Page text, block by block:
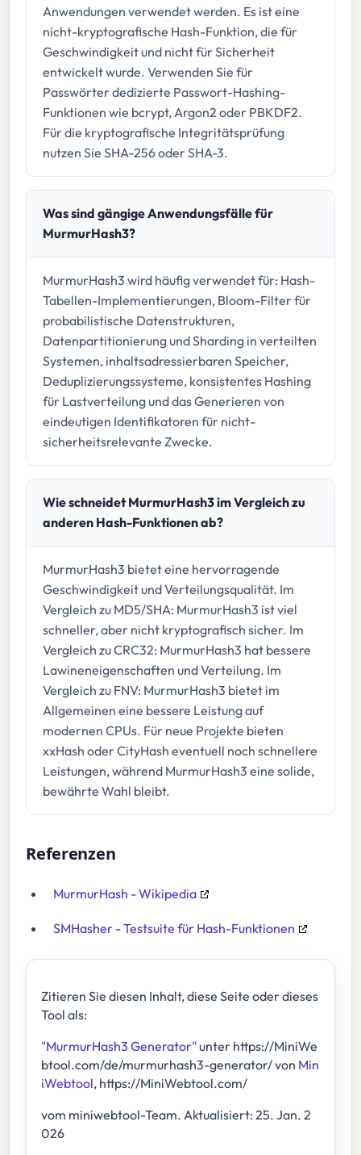
Anwendungen verwendet werden. Es ist eine
nicht-kryptografische Hash-Funktion, die für
Geschwindigkeit und nicht für Sicherheit
entwickelt wurde. Verwenden Sie für
Passwörter dedizierte Passwort-Hashing-
Funktionen wie bcrypt, Argon2 oder PBKDF2.
Für die kryptografische Integritätsprüfung
nutzen Sie SHA-256 oder SHA-3.
Was sind gängige Anwendungsfälle für
MurmurHash3?
MurmurHash3 wird häufig verwendet für: Hash-
Tabellen-Implementierungen, Bloom-Filter für
probabilistische Datenstrukturen,
Datenpartitionierung und Sharding in verteilten
Systemen, inhaltsadressierbaren Speicher,
Deduplizierungssysteme, konsistentes Hashing
für Lastverteilung und das Generieren von
eindeutigen Identifikatoren für nicht-
sicherheitsrelevante Zwecke.
Wie schneidet MurmurHash3 im Vergleich zu
anderen Hash-Funktionen ab?
MurmurHash3 bietet eine hervorragende
Geschwindigkeit und Verteilungsqualität. Im
Vergleich zu MD5/SHA: MurmurHash3 ist viel
schneller, aber nicht kryptografisch sicher. Im
Vergleich zu CRC32: MurmurHash3 hat bessere
Lawineneigenschaften und Verteilung. Im
Vergleich zu FNV: MurmurHash3 bietet im
Allgemeinen eine bessere Leistung auf
modernen CPUs. Für neue Projekte bieten
xxHash oder CityHash eventuell noch schnellere
Leistungen, während MurmurHash3 eine solide,
bewährte Wahl bleibt.
Referenzen
MurmurHash - Wikipedia
SMHasher - Testsuite für Hash-Funktionen
Zitieren Sie diesen Inhalt, diese Seite oder dieses
Tool als:
"MurmurHash3 Generator"unter https://MiniWe
btool.com/de/murmurhash3-generator/ von Min
iWebtool, https://MiniWebtool.com/
vom miniwebtool-Team. Aktualisiert: 25. Jan. 2
026